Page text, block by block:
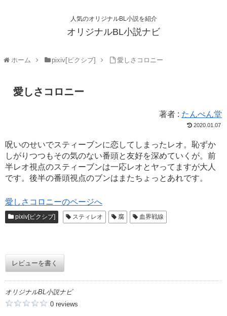
人気のオリジナルBL小説を紹介
オリジナルBL小説ナビ
ホーム pixiv[ピクシブ] 愛しさコロニー
愛しさコロニー
著者 : たんぺん堂
2020.01.07
呪いのせいでスティーブンに恋してしまったレオ。恥ずか
しがりつつもその気のない番頭と友好を深めていくが。前
半レオ視点のスティーブンは一応レオとヤってますが大人
です。後半の番頭視点のブンはまたちょっとあれです。
愛しさコロニーのページへ
pixiv[ピクシブ] スティレオ 腐 血界戦線
レビューを書く
オリジナルBL小説ナビ
0 reviews